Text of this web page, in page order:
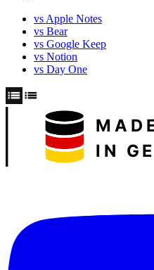
vs Apple Notes
vs Bear
vs Google Keep
vs Notion
vs Day One
IN